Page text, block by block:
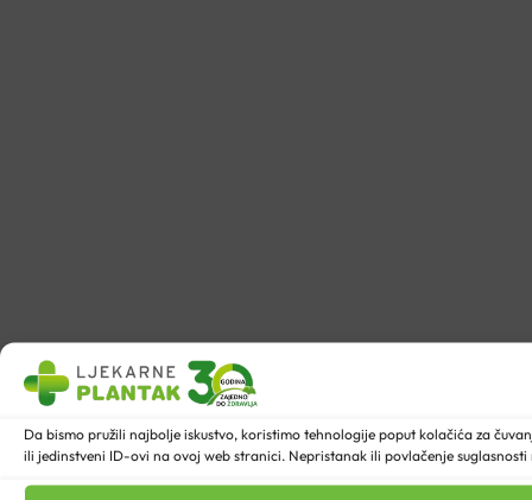
Da bismo pružili najbolje iskustvo, koristimo tehnologije poput kolačića za
ili jedinstveni ID-ovi na ovoj web stranici. Nepristanak ili povlačenje